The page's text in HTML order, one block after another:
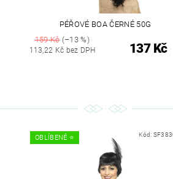
PÉŘOVÉ BOA ČERNÉ 50G
159 Kč(–13 %)
113,22 Kč bez DPH 137 Kč
OBLÍBENÉ ⭐️ Kód: